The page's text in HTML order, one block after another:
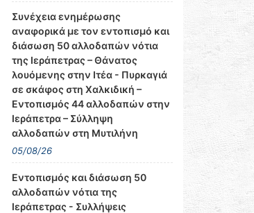
Συνέχεια ενημέρωσης
αναφορικά με τον εντοπισμό και
διάσωση 50 αλλοδαπών νότια
της Ιεράπετρας – Θάνατος
λουόμενης στην Ιτέα - Πυρκαγιά
σε σκάφος στη Χαλκιδική –
Εντοπισμός 44 αλλοδαπών στην
Ιεράπετρα – Σύλληψη
αλλοδαπών στη Μυτιλήνη
05/08/26
Εντοπισμός και διάσωση 50
αλλοδαπών νότια της
Ιεράπετρας - Συλλήψεις